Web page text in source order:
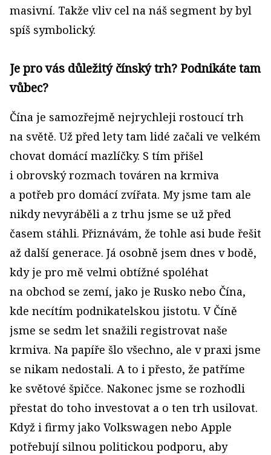
masivní. Takže vliv cel na náš segment by byl
spíš symbolický.
Je pro vás důležitý čínský trh? Podnikáte tam
vůbec?
Čína je samozřejmě nejrychleji rostoucí trh
na světě. Už před lety tam lidé začali ve velkém
chovat domácí mazlíčky. S tím přišel
i obrovský rozmach továren na krmiva
a potřeb pro domácí zvířata. My jsme tam ale
nikdy nevyráběli a z trhu jsme se už před
časem stáhli. Přiznávám, že tohle asi bude řešit
až další generace. Já osobně jsem dnes v bodě,
kdy je pro mě velmi obtížné spoléhat
na obchod se zemí, jako je Rusko nebo Čína,
kde necítím podnikatelskou jistotu. V Číně
jsme se sedm let snažili registrovat naše
krmiva. Na papíře šlo všechno, ale v praxi jsme
se nikam nedostali. A to i přesto, že patříme
ke světové špičce. Nakonec jsme se rozhodli
přestat do toho investovat a o ten trh usilovat.
Když i firmy jako Volkswagen nebo Apple
potřebují silnou politickou podporu, aby